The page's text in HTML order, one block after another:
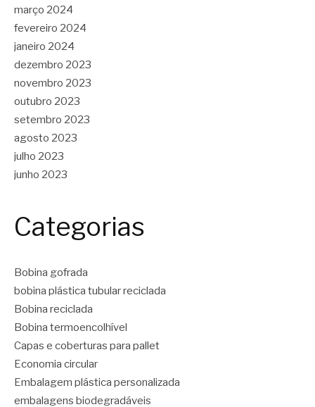
março 2024
fevereiro 2024
janeiro 2024
dezembro 2023
novembro 2023
outubro 2023
setembro 2023
agosto 2023
julho 2023
junho 2023
Categorias
Bobina gofrada
bobina plástica tubular reciclada
Bobina reciclada
Bobina termoencolhível
Capas e coberturas para pallet
Economia circular
Embalagem plástica personalizada
embalagens biodegradáveis